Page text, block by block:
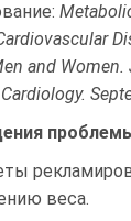
and Women.
веса.